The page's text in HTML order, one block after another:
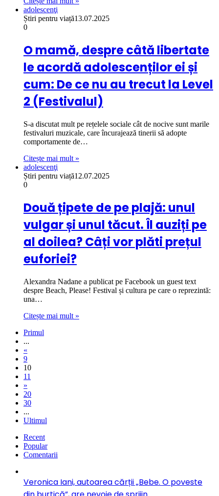
adolescenţi
Știri pentru viață13.07.2025
0
O mamă, despre câtă libertate
le acordă adolescenților ei și
cum: De ce nu au trecut la Level
2 (Festivalul)
S-a discutat mult pe rețelele sociale cât de nocive sunt marile
festivaluri muzicale, care încurajează tinerii să adopte
comportamente de…
Citește mai mult »
adolescenţi
Știri pentru viață12.07.2025
0
Două țipete de pe plajă: unul
vulgar și unul tăcut. Îl auziți pe
al doilea? Câți vor plăti prețul
euforiei?
Alexandra Nadane a publicat pe Facebook un guest text
despre Beach, Please! Festival și cultura pe care o reprezintă:
una…
Citește mai mult »
Primul
...
«
9
10
11
»
20
30
...
Ultimul
Recent
Popular
Comentarii
Veronica Iani, autoarea cărții „Bebe. O poveste